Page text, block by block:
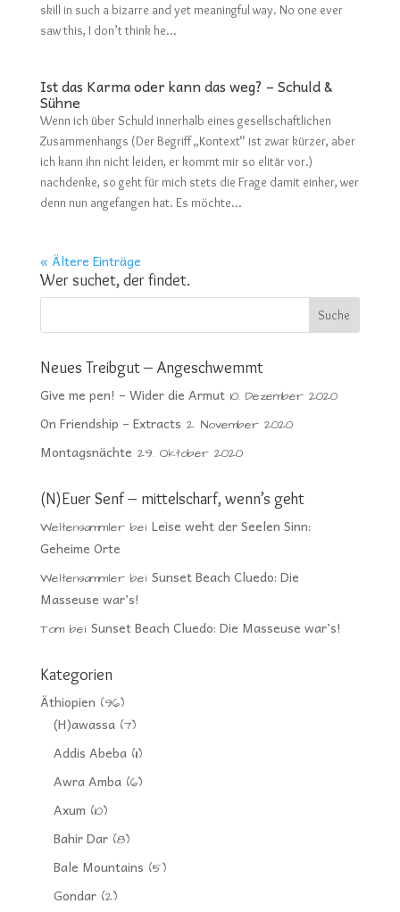
skill in such a bizarre and yet meaningful way. No one ever
saw this, I don’t think he...
Ist das Karma oder kann das weg? – Schuld &
Sühne
Wenn ich über Schuld innerhalb eines gesellschaftlichen
Zusammenhangs (Der Begriff „Kontext“ ist zwar kürzer, aber
ich kann ihn nicht leiden, er kommt mir so elitär vor.)
nachdenke, so geht für mich stets die Frage damit einher, wer
denn nun angefangen hat. Es möchte...
« Ältere Einträge
Wer suchet, der findet.
Neues Treibgut – Angeschwemmt
Give me pen! – Wider die Armut 10. Dezember 2020
On Friendship – Extracts 2. November 2020
Montagsnächte 29. Oktober 2020
(N)Euer Senf – mittelscharf, wenn’s geht
Weltensammlerbei Leise weht der Seelen Sinn:
Geheime Orte
Weltensammlerbei Sunset Beach Cluedo: Die
Masseuse war’s!
Tombei Sunset Beach Cluedo: Die Masseuse war’s!
Kategorien
Äthiopien (96)
(H)awassa(7)
Addis Abeba(11)
Awra Amba(6)
Axum (10)
Bahir Dar(8)
Bale Mountains (5)
Gondar(2)